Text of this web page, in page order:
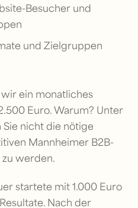
Besucher und
und Zielgruppen
ein monatliches
Euro. Warum? Unter
nicht die nötige
Mannheimer B2B-
werden.
startete mit 1.000 Euro
Nach der